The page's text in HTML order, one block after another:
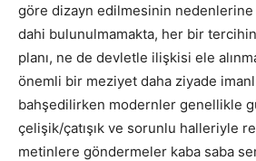
göre dizayn edilmesinin
dahi bulunulmamakta, her bir
planı, ne de devletle ilişkisi ele
önemli bir meziyet daha ziyade
bahşedilirken modernler genellikle
çelişik/çatışık ve sorunlu halleriyle
metinlere göndermeler kaba saba